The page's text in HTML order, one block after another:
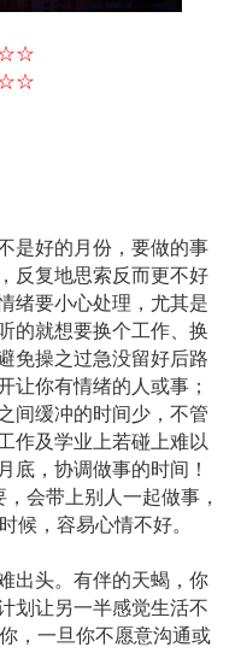
是好的月份，要做的事
反复地思索反而更不好
绪要小心处理，尤其是
的就想要换个工作、换
免操之过急没留好后路
让你有情绪的人或事；
间缓冲的时间少，不管
作及学业上若碰上难以
底，协调做事的时间！
会带上别人一起做事，
候，容易心情不好。
出头。有伴的天蝎，你
划让另一半感觉生活不
，一旦你不愿意沟通或